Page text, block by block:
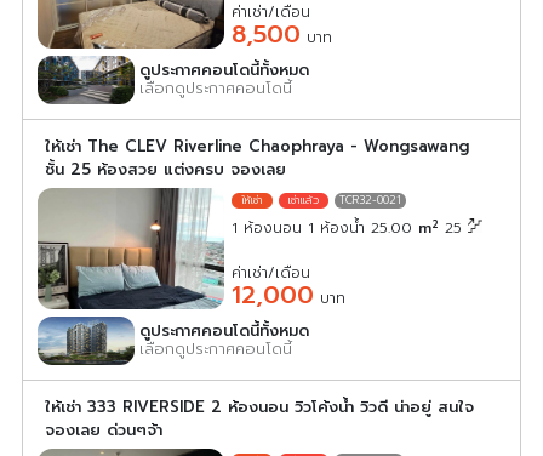
ค่าเช่า/เดือน
8,500 บาท
ดูประกาศคอนโดนี้ทั้งหมด
เลือกดูประกาศคอนโดนี้
ให้เช่า The CLEV Riverline Chaophraya - Wongsawang
ชั้น 25 ห้องสวย แต่งครบ จองเลย
TCR32-0021
1 ห้องนอน 1 ห้องน้ำ 25.00 m2 25
ค่าเช่า/เดือน
12,000 บาท
ดูประกาศคอนโดนี้ทั้งหมด
เลือกดูประกาศคอนโดนี้
ให้เช่า 333 RIVERSIDE 2 ห้องนอน วิวโค้งน้ำ วิวดี น่าอยู่ สนใจ
จองเลย ด่วนๆจ้า